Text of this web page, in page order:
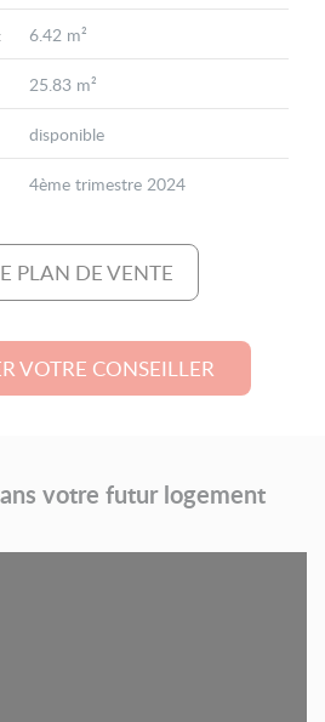
6.42 m²
25.83 m²
disponible
4ème trimestre 2024
PLAN DE VENTE
VOTRE CONSEILLER
votre futur logement